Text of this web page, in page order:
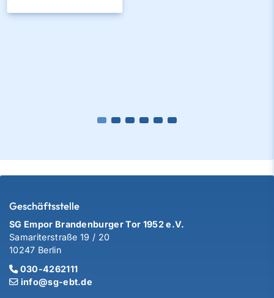
Geschäftsstelle
SG Empor Brandenburger Tor 1952 e.V.
Samariterstraße 19 / 20
10247 Berlin
030-4262111
info@sg-ebt.de